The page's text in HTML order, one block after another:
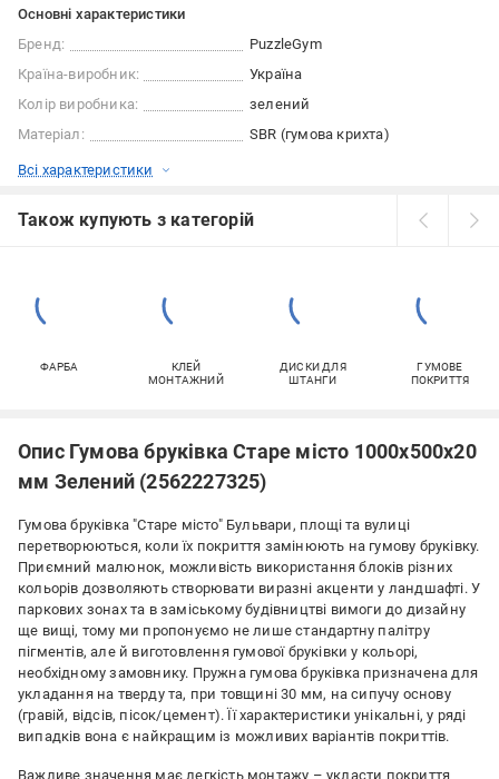
Основні характеристики
Бренд:
PuzzleGym
Країна-виробник:
Україна
Колір виробника:
зелений
Матеріал:
SBR (гумова крихта)
Всі характеристики
Також купують з категорій
ФАРБА
КЛЕЙ
МОНТАЖНИЙ
ДИСКИ ДЛЯ
ШТАНГИ
ГУМОВЕ
ПОКРИТТЯ
Опис Гумова бруківка Старе місто 1000х500х20
мм Зелений (2562227325)
Гумова бруківка "Старе місто" Бульвари, площі та вулиці
перетворюються, коли їх покриття замінюють на гумову бруківку.
Приємний малюнок, можливість використання блоків різних
кольорів дозволяють створювати виразні акценти у ландшафті. У
паркових зонах та в заміському будівництві вимоги до дизайну
ще вищі, тому ми пропонуємо не лише стандартну палітру
пігментів, але й виготовлення гумової бруківки у кольорі,
необхідному замовнику. Пружна гумова бруківка призначена для
укладання на тверду та, при товщині 30 мм, на сипучу основу
(гравій, відсів, пісок/цемент). Її характеристики унікальні, у ряді
випадків вона є найкращим із можливих варіантів покриттів.
Важливе значення має легкість монтажу – укласти покриття